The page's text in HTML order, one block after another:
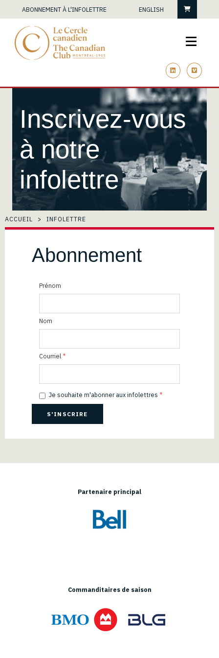
ABONNEMENT À L'INFOLETTRE ENGLISH
linkedin vimeo
Inscrivez-vous
à notre
infolettre
ACCUEIL INFOLETTRE
Abonnement
Prénom
Nom
Courriel *
Je souhaite m'abonner aux infolettres *
S'INSCRIRE
Partenaire principal
Commanditaires de saison